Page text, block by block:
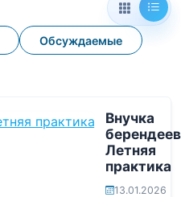
Обсуждаемые
Внучка
Летняя
практика
13.01.2026